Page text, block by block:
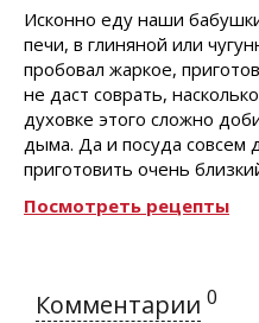
Исконно еду наши
печи, в глиняной или
пробовал жаркое,
не даст соврать,
духовке этого сложно
дыма. Да и посуда совсем
приготовить очень
Посмотреть рецепты
Комментарии 0